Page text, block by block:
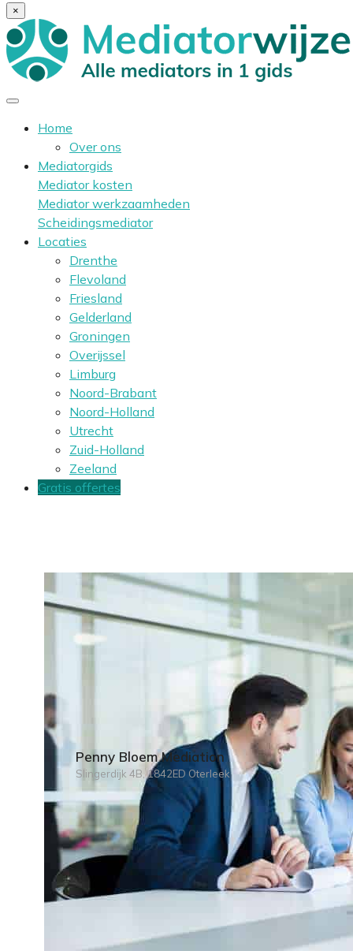
×
Home
Over ons
Mediatorgids
Mediator kosten
Mediator werkzaamheden
Scheidingsmediator
Locaties
Drenthe
Flevoland
Friesland
Gelderland
Groningen
Overijssel
Limburg
Noord-Brabant
Noord-Holland
Utrecht
Zuid-Holland
Zeeland
Gratis offertes
Penny Bloem Mediation
Slingerdijk 4B, 1842ED Oterleek